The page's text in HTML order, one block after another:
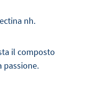
nh.
il composto
passione.